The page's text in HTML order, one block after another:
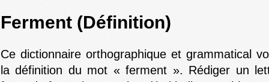
Ferment (Définition)
Ce dictionnaire orthographique et grammatical
la définition du mot « ferment ». Rédiger un